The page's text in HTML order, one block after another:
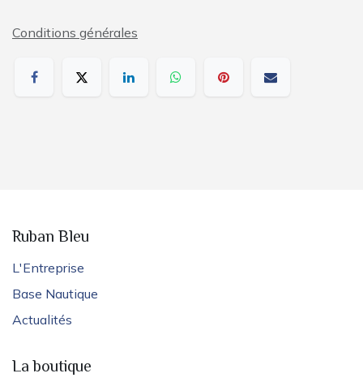
Conditions générales
Ruban Bleu
L'Entreprise
Base Nautique
Actualités
La boutique